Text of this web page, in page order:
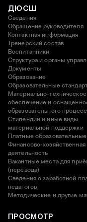
ДЮСШ
Сведения
Обращение руководителя
Контактная информация
Тренерский состав
Воспитанники
Структура и органы
Документы
Образование
Образовательные
Материально-техническое
обеспечение и
образовательного
Стипендии и иные виды
материальной поддержки
Платные образовательные
Финансово-хозяйственная
деятельность
Вакантные места для
(перевода)
Сведения о заработной
педагогов
Методические и другие
ПРОСМОТР